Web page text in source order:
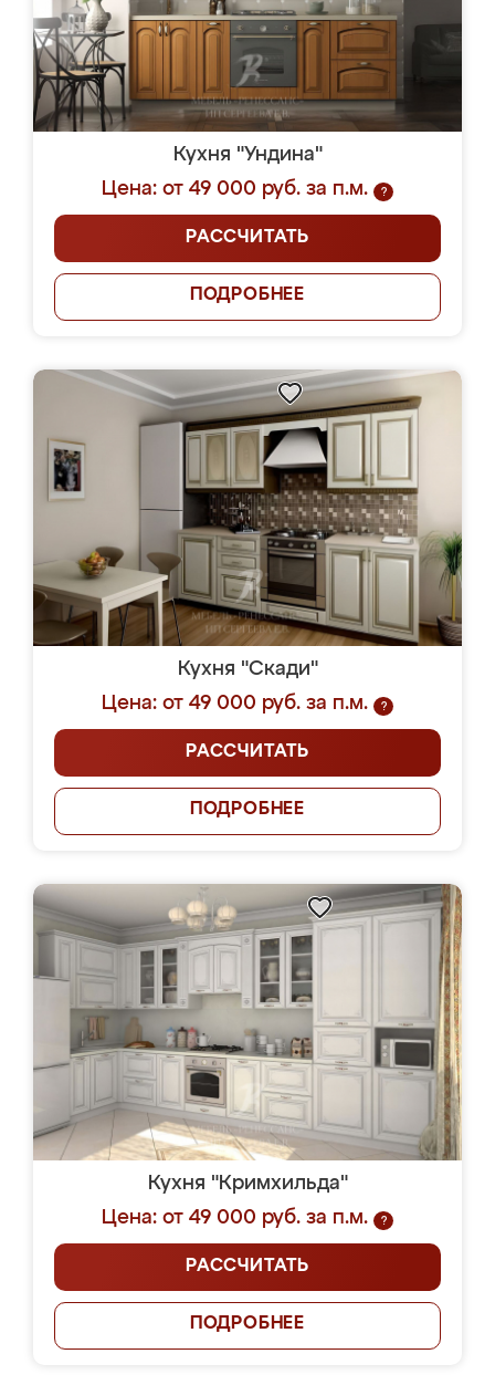
Кухня "Ундина"
Цена: от 49 000 руб. за п.м.
?
РАССЧИТАТЬ
ПОДРОБНЕЕ
Кухня "Скади"
Цена: от 49 000 руб. за п.м.
?
РАССЧИТАТЬ
ПОДРОБНЕЕ
Кухня "Кримхильда"
Цена: от 49 000 руб. за п.м.
?
РАССЧИТАТЬ
ПОДРОБНЕЕ